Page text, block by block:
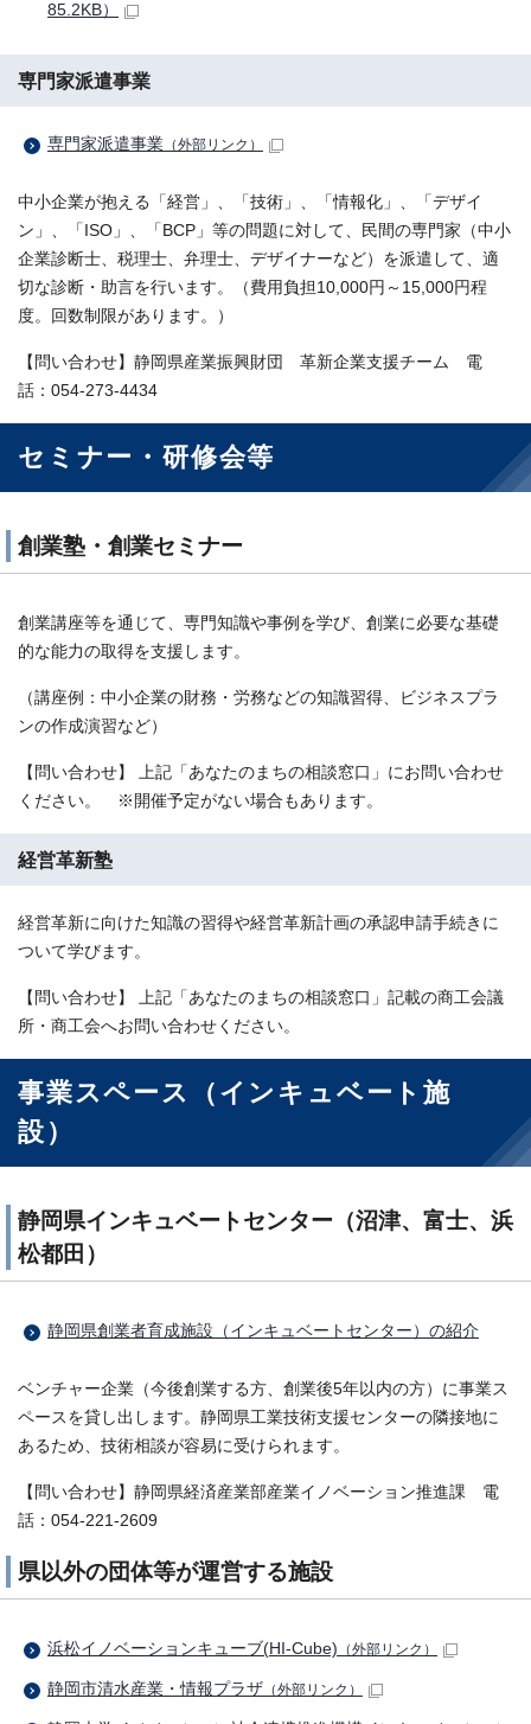
85.2KB）
専門家派遣事業
専門家派遣事業 （外部リンク）
中小企業が抱える「経営」、「技術」、「情報化」、「デザイ
ン」、「ISO」、「BCP」等の問題に対して、民間の専門家（中小
企業診断士、税理士、弁理士、デザイナーなど）を派遣して、適
切な診断・助言を行います。（費用負担10,000円～15,000円程
度。回数制限があります。）
【問い合わせ】静岡県産業振興財団 革新企業支援チーム 電
話：054-273-4434
セミナー・研修会等
創業塾・創業セミナー
創業講座等を通じて、専門知識や事例を学び、創業に必要な基礎
的な能力の取得を支援します。
（講座例：中小企業の財務・労務などの知識習得、ビジネスプラ
ンの作成演習など）
【問い合わせ】 上記「あなたのまちの相談窓口」にお問い合わせ
ください。 ※開催予定がない場合もあります。
経営革新塾
経営革新に向けた知識の習得や経営革新計画の承認申請手続きに
ついて学びます。
【問い合わせ】 上記「あなたのまちの相談窓口」記載の商工会議
所・商工会へお問い合わせください。
事業スペース（インキュベート施
設）
静岡県インキュベートセンター（沼津、富士、浜
松都田）
静岡県創業者育成施設（インキュベートセンター）の紹介
ベンチャー企業（今後創業する方、創業後5年以内の方）に事業ス
ペースを貸し出します。静岡県工業技術支援センターの隣接地に
あるため、技術相談が容易に受けられます。
【問い合わせ】静岡県経済産業部産業イノベーション推進課 電
話：054-221-2609
県以外の団体等が運営する施設
浜松イノベーションキューブ(HI-Cube) （外部リンク）
静岡市清水産業・情報プラザ （外部リンク）